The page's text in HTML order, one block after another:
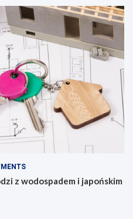
z wodospadem i japońskim